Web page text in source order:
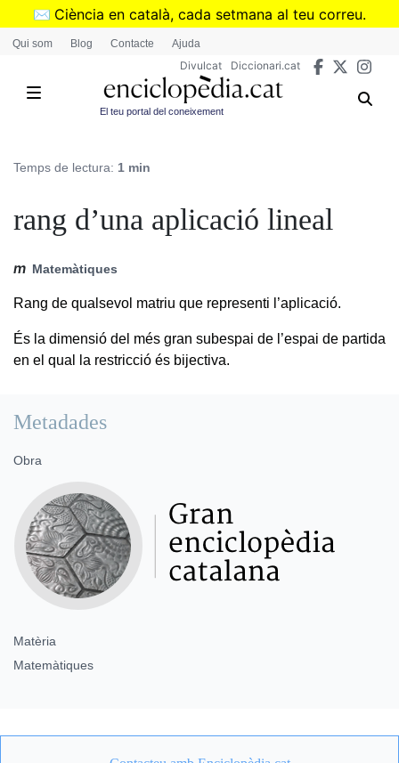
Vés
✉️ Ciència en català, cada setmana al teu correu.
➜Subscriu-te al butlletí de Divulcat
Qui som Blog Contacte Ajuda
Divulcat Diccionari.cat
El teu portal del coneixement
Temps de lectura: 1 min
rang d’una aplicació lineal
m Matemàtiques
Rang de qualsevol matriu que representi l’aplicació.
És la dimensió del més gran subespai de l’espai de partida
en el qual la restricció és bijectiva.
Metadades
Obra
Matèria
Matemàtiques